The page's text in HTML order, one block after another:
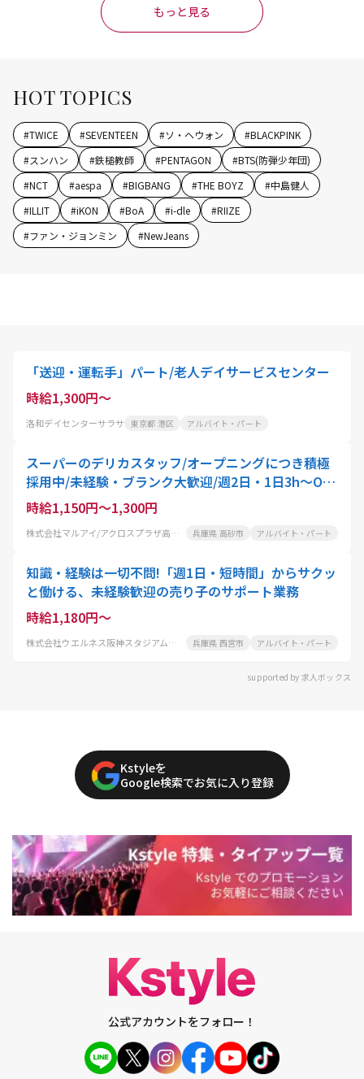
もっと見る
HOT TOPICS
#TWICE #SEVENTEEN #ソ・ヘウォン #BLACKPINK
#スンハン #鉄槌教師 #PENTAGON #BTS(防弾少年団)
#NCT #aespa #BIGBANG #THE BOYZ #中島健人
#ILLIT #iKON #BoA #i-dle #RIIZE
#ファン・ジョンミン #NewJeans
「送迎・運転手」パート/老人デイサービスセンター
時給1,300円～
洛和デイセンターサラサ 東京都 港区 アルバイト・パート
スーパーのデリカスタッフ/オープニングにつき積極
採用中/未経験・ブランク大歓迎/週2日・1日3h～OK/
土日は時給50円UP/正社員登用制度多数
時給1,150円～1,300円
株式会社マルアイ/アクロスプラザ高砂店 兵庫県 高砂市 アルバイト・パート
知識・経験は一切不問!「週1日・短時間」からサクッ
と働ける、未経験歓迎の売り子のサポート業務
時給1,180円～
株式会社ウエルネス阪神スタジアム事業部フードサービス事業課 兵庫県 西宮市 アルバイト・パート
supported by 求人ボックス
Kstyleを
Google検索でお気に入り登録
公式アカウントをフォロー！